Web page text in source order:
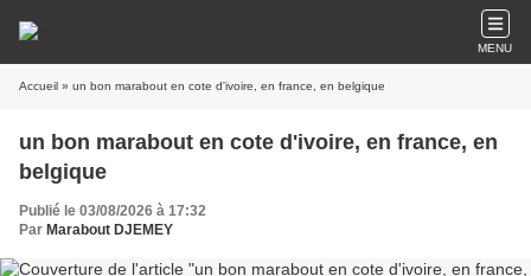
MENU
Accueil » un bon marabout en cote d'ivoire, en france, en belgique
un bon marabout en cote d'ivoire, en france, en
belgique
Publié le 03/08/2026 à 17:32
Par Marabout DJEMEY